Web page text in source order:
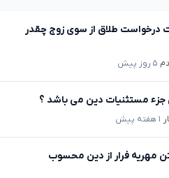
طلاق از سوی زوج چقدر
۵ روز پیش
مستثنیات دین می باشد ؟
۱ هفته پیش
مهریه فرار از دین محسوب